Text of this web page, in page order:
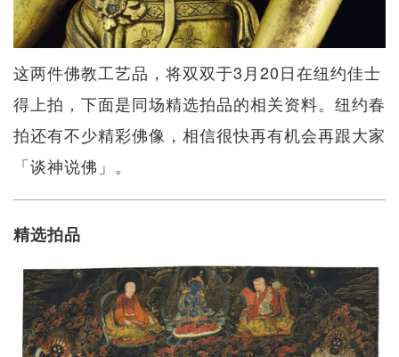
这两件佛教工艺品，将双双于3月20日在纽约佳士
得上拍，下面是同场精选拍品的相关资料。纽约春
拍还有不少精彩佛像，相信很快再有机会再跟大家
「谈神说佛」。
精选拍品